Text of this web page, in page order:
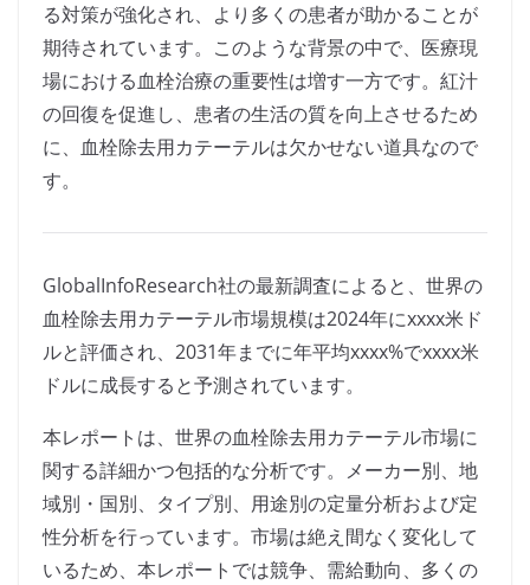
る対策が強化され、より多くの患者が助かることが
期待されています。このような背景の中で、医療現
場における血栓治療の重要性は増す一方です。紅汁
の回復を促進し、患者の生活の質を向上させるため
に、血栓除去用カテーテルは欠かせない道具なので
す。
GlobalInfoResearch社の最新調査によると、世界の
血栓除去用カテーテル市場規模は2024年にxxxx米ド
ルと評価され、2031年までに年平均xxxx%でxxxx米
ドルに成長すると予測されています。
本レポートは、世界の血栓除去用カテーテル市場に
関する詳細かつ包括的な分析です。メーカー別、地
域別・国別、タイプ別、用途別の定量分析および定
性分析を行っています。市場は絶え間なく変化して
いるため、本レポートでは競争、需給動向、多くの